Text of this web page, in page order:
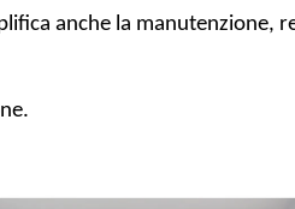
anche la manutenzione,